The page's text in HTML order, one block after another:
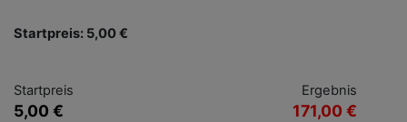
Startpreis: 5,00 €
Startpreis
5,00 €
Ergebnis
171,00 €